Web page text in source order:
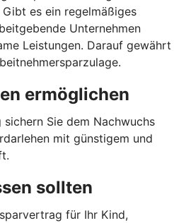
es ein regelmäßiges
Unternehmen
Leistungen. Darauf gewährt
ermöglichen
Sie dem Nachwuchs
mit günstigem und
sollten
für Ihr Kind,